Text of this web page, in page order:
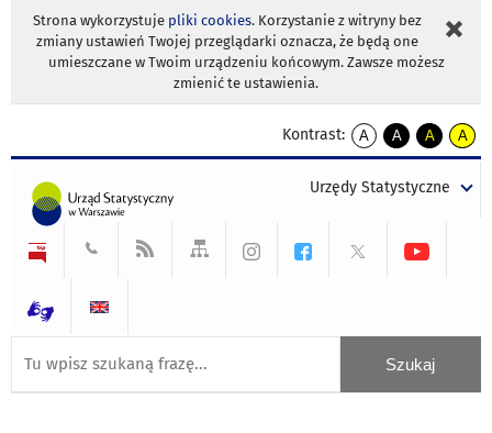
Strona wykorzystuje pliki cookies. Korzystanie z witryny bez
zmiany ustawień Twojej przeglądarki oznacza, że będą one
umieszczane w Twoim urządzeniu końcowym. Zawsze możesz
zmienić te ustawienia.
Kontrast:
A
kontrast
A
kontrast
tekst
czarnym
A
kontrast
tekst
czarnym
A
tekst
żółtym
Urzędy Statystyczne